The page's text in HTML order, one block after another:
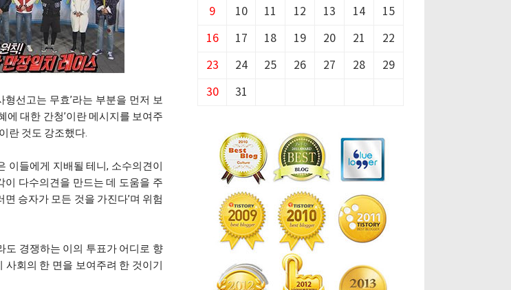
형선고는 무효’라는 부분을 먼저 보
에 대한 간청’이란 메시지를 보여주
란 것도 강조했다.
이들에게 지배될 테니, 소수의견이
이 다수의견을 만드는 데 도움을 주
승자가 모든 것을 가진다’며 위험
도 경쟁하는 이의 투표가 어디로 향
회의 한 면을 보여주려 한 것이기
9 10 11 12 13 14 15
16 17 18 19 20 21 22
23 24 25 26 27 28 29
30 31